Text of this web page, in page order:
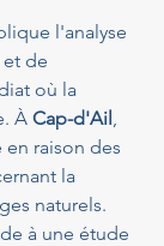
l'analyse
de
où la
À Cap-d'Ail,
raison des
la
naturels.
à une étude